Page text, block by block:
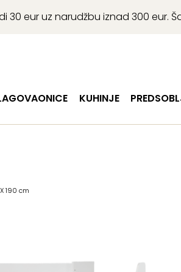
30 eur uz narudžbu iznad 300
KUHINJE
190 cm